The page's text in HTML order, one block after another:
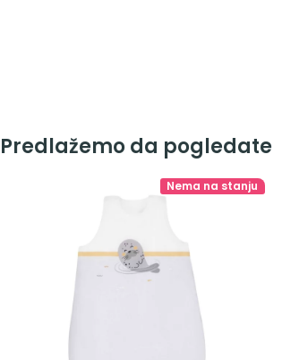
Predlažemo da pogledate
Nema na stanju